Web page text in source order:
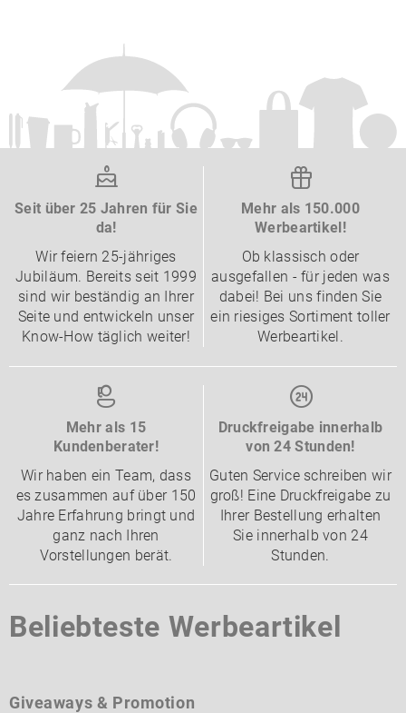
Seit über 25 Jahren für Sie
da!
Wir feiern 25-jähriges
Jubiläum. Bereits seit 1999
sind wir beständig an Ihrer
Seite und entwickeln unser
Know-How täglich weiter!
Mehr als 150.000
Werbeartikel!
Ob klassisch oder
ausgefallen - für jeden was
dabei! Bei uns finden Sie
ein riesiges Sortiment toller
Werbeartikel.
Mehr als 15
Kundenberater!
Wir haben ein Team, dass
es zusammen auf über 150
Jahre Erfahrung bringt und
ganz nach Ihren
Vorstellungen berät.
Druckfreigabe innerhalb
von 24 Stunden!
Guten Service schreiben wir
groß! Eine Druckfreigabe zu
Ihrer Bestellung erhalten
Sie innerhalb von 24
Stunden.
Beliebteste Werbeartikel
Giveaways & Promotion